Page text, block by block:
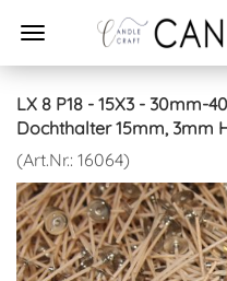
LX 8 P18 - 15X3 - 30mm-
Dochthalter 15mm, 3mm
(Art.Nr.: 16064)